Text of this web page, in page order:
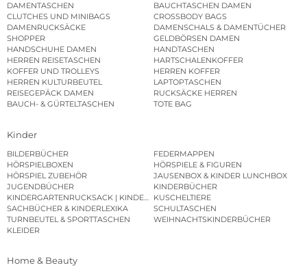
DAMENTASCHEN
BAUCHTASCHEN DAMEN
CLUTCHES UND MINIBAGS
CROSSBODY BAGS
DAMENRUCKSÄCKE
DAMENSCHALS & DAMENTÜCHER
SHOPPER
GELDBÖRSEN DAMEN
HANDSCHUHE DAMEN
HANDTASCHEN
HERREN REISETASCHEN
HARTSCHALENKOFFER
KOFFER UND TROLLEYS
HERREN KOFFER
HERREN KULTURBEUTEL
LAPTOPTASCHEN
REISEGEPÄCK DAMEN
RUCKSÄCKE HERREN
BAUCH- & GÜRTELTASCHEN
TOTE BAG
Kinder
BILDERBÜCHER
FEDERMAPPEN
HÖRSPIELBOXEN
HÖRSPIELE & FIGUREN
HÖRSPIEL ZUBEHÖR
JAUSENBOX & KINDER LUNCHBOX
JUGENDBÜCHER
KINDERBÜCHER
KINDERGARTENRUCKSACK | KINDERGARTENBEUTEL
KUSCHELTIERE
SACHBÜCHER & KINDERLEXIKA
SCHULTASCHEN
TURNBEUTEL & SPORTTASCHEN
WEIHNACHTSKINDERBÜCHER
KLEIDER
Home & Beauty